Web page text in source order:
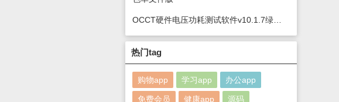
热门tag
购物app 学习app 办公app
免费会员 健康app 源码